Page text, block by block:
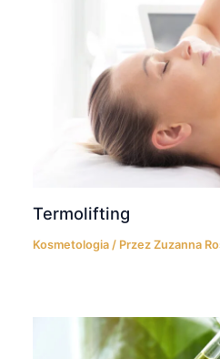
Termolifting
Kosmetologia / PrzezZuzanna